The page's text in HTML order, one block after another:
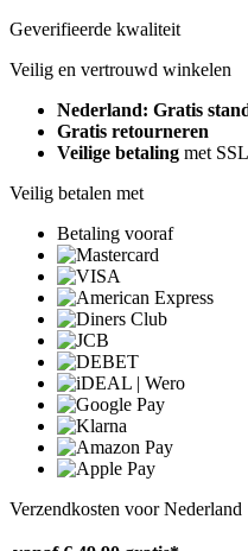
Geverifieerde kwaliteit
Veilig en vertrouwd winkelen
Nederland: Gratis
Gratis retourneren
Veilige betaling met
Veilig betalen met
Betaling vooraf
Verzendkosten voor Nederland